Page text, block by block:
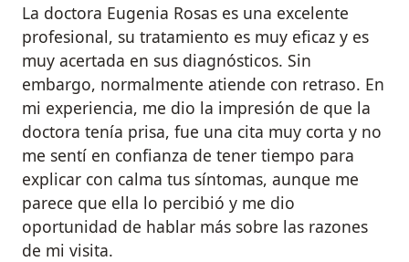
La doctora Eugenia Rosas es una excelente
profesional, su tratamiento es muy eficaz y es
muy acertada en sus diagnósticos. Sin
embargo, normalmente atiende con retraso. En
mi experiencia, me dio la impresión de que la
doctora tenía prisa, fue una cita muy corta y no
me sentí en confianza de tener tiempo para
explicar con calma tus síntomas, aunque me
parece que ella lo percibió y me dio
oportunidad de hablar más sobre las razones
de mi visita.